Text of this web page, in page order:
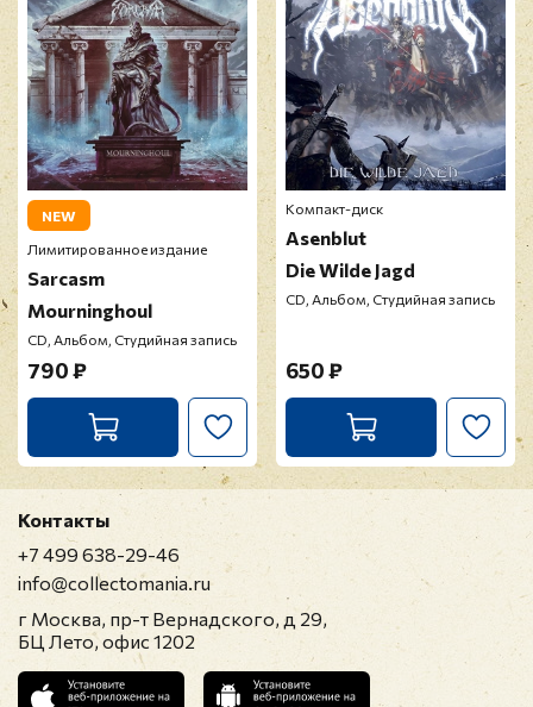
NEW
Лимитированное издание
Sarcasm
Mourninghoul
CD, Альбом, Студийная запись
790 ₽
Компакт-диск
Asenblut
Die Wilde Jagd
CD, Альбом, Студийная запись
650 ₽
Контакты
+7 499 638-29-46
info@collectomania.ru
г Москва, пр-т Вернадского, д 29,
БЦ Лето, офис 1202